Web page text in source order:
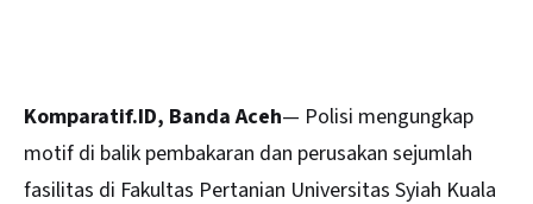
Komparatif.ID, Banda Aceh— Polisi mengungkap
motif di balik pembakaran dan perusakan sejumlah
fasilitas di Fakultas Pertanian Universitas Syiah Kuala